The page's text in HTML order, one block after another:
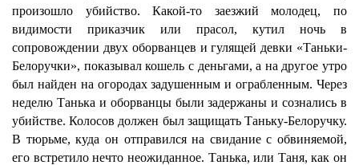
произошло убийство. Какой-то заезжий молодец, по
видимости приказчик или прасол, кутил ночь в
сопровождении двух оборванцев и гулящей девки «Таньки-
Белоручки», показывал кошель с деньгами, а на другое утро
был найден на огородах задушенным и ограбленным. Через
неделю Танька и оборванцы были задержаны и сознались в
убийстве. Колосов должен был защищать Таньку-Белоручку.
В тюрьме, куда он отправился на свидание с обвиняемой,
его встретило нечто неожиданное. Танька, или Таня, как он